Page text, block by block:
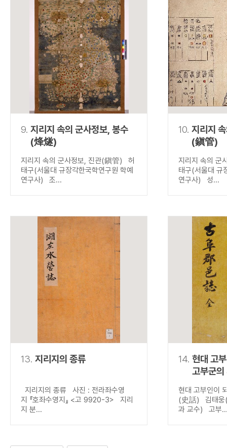
9. 지리지 속의 군사정보, 봉수
(烽燧)
지리지 속의 군사정보, 진관(鎭管) 허
태구(서울대 규장각한국학연구원 학예
연구사) 조...
10. 지리지
(鎭管)
지리지 속의
태구(서울대 규
연구사) 성...
13. 지리지의 종류
지리지의 종류 사진 : 전라좌수영
지 『호좌수영지』 <고 9920-3> 지리
지 분...
14. 현대 고
고부군
현대 고부인이
(史話) 김태웅(
과 교수) 고부